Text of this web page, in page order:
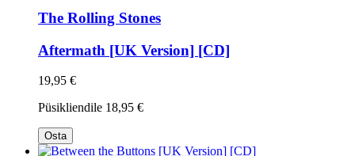
The Rolling Stones
Aftermath [UK Version] [CD]
19,95 €
Püsikliendile 18,95 €
Osta